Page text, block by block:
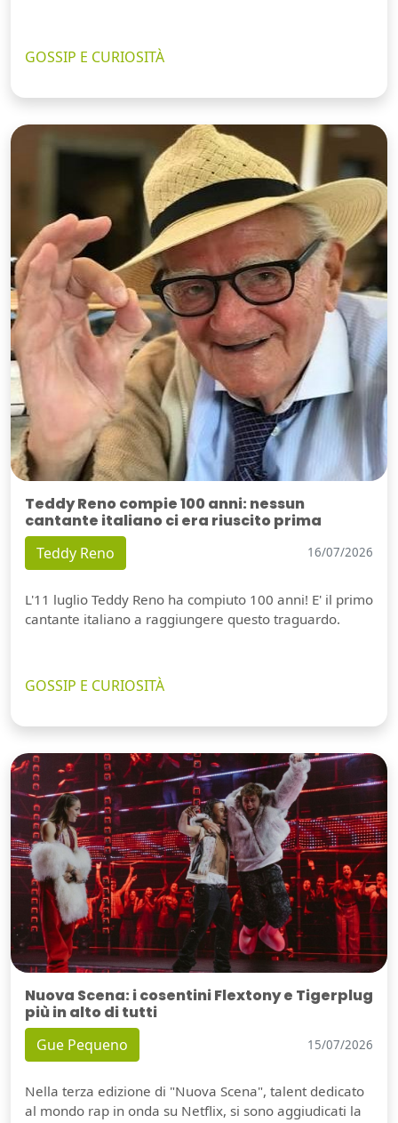
GOSSIP E CURIOSITÀ
Teddy Reno compie 100 anni: nessun
cantante italiano ci era riuscito prima
Teddy Reno 16/07/2026
L'11 luglio Teddy Reno ha compiuto 100 anni! E' il primo
cantante italiano a raggiungere questo traguardo.
GOSSIP E CURIOSITÀ
Nuova Scena: i cosentini Flextony e Tigerplug
più in alto di tutti
Gue Pequeno 15/07/2026
Nella terza edizione di "Nuova Scena", talent dedicato
al mondo rap in onda su Netflix, si sono aggiudicati la